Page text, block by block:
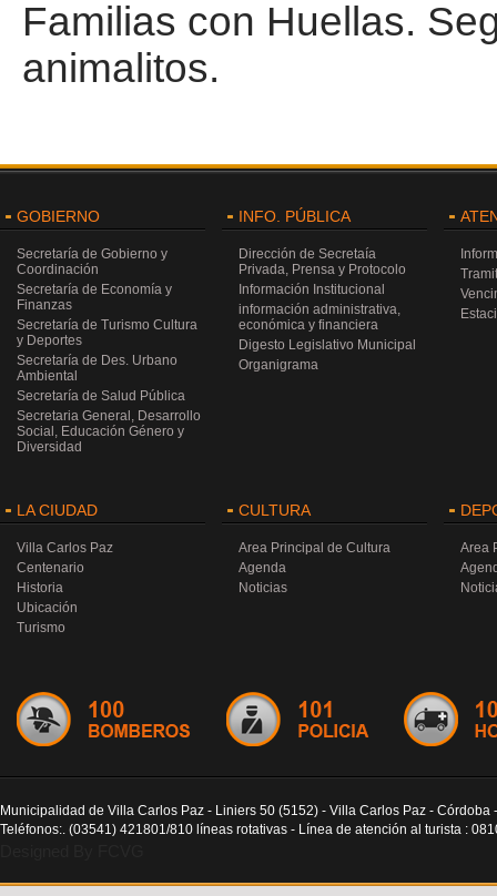
Familias con Huellas.
animalitos.
GOBIERNO
Secretaría de Gobierno y
Coordinación
Secretaría de Economía y
Finanzas
Secretaría de Turismo Cultura
y Deportes
Secretaría de Des. Urbano
Ambiental
Secretaría de Salud Pública
Secretaria General, Desarrollo
Social, Educación Género y
Diversidad
INFO. PÚBLICA
Dirección de Secretaía
Privada, Prensa y Protocolo
Información Institucional
información administrativa,
económica y financiera
Digesto Legislativo Municipal
Organigrama
LA CIUDAD
Villa Carlos Paz
Centenario
Historia
Ubicación
Turismo
CULTURA
Area Principal de Cultura
Agenda
Noticias
Area
Municipalidad de Villa Carlos Paz - Liniers 50 (5152) - Villa Carlos Paz - Córdoba
Teléfonos:. (03541) 421801/810 líneas rotativas - Línea de atención al turista :